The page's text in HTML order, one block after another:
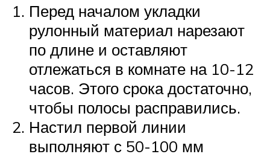
Перед началом укладки
рулонный материал нарезают
по длине и оставляют
отлежаться в комнате на 10-12
часов. Этого срока достаточно,
чтобы полосы расправились.
Настил первой линии
выполняют с 50-100 мм